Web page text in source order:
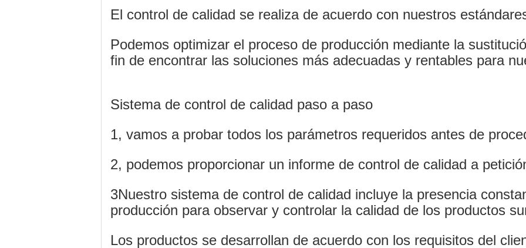
El control de calidad se realiza de acuerdo con nuestros
Podemos optimizar el proceso de producción mediante la
fin de encontrar las soluciones más adecuadas y rentables para
Sistema de control de calidad paso a paso
1, vamos a probar todos los parámetros requeridos antes de
2, podemos proporcionar un informe de control de calidad a
3Nuestro sistema de control de calidad incluye la presencia
producción para observar y controlar la calidad de los productos
Los productos se desarrollan de acuerdo con los requisitos del